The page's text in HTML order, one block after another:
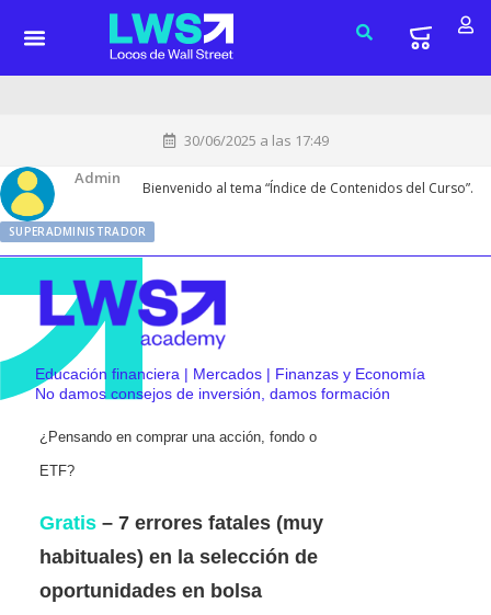
30/06/2025 a las 17:49
Admin
SUPERADMINISTRADOR
Bienvenido al tema “Índice de Contenidos del Curso”.
Educación financiera | Mercados | Finanzas y Economía
No damos consejos de inversión, damos formación
¿Pensando en comprar una acción, fondo o
ETF?
Gratis – 7 errores fatales (muy
habituales) en la selección de
oportunidades en bolsa